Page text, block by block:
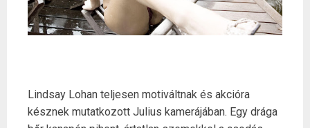
Lindsay Lohan teljesen motiváltnak és akcióra
késznek mutatkozott Julius kamerájában. Egy drága